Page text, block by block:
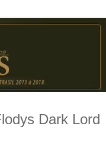
Dark Lord